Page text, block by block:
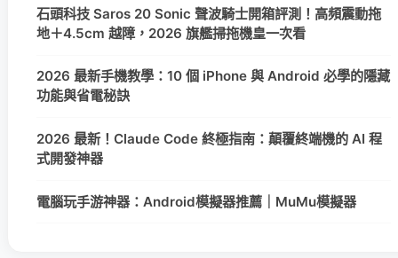
石頭科技 Saros 20 Sonic 聲波騎士開箱評測！高頻震動拖
地＋4.5cm 越障，2026 旗艦掃拖機皇一次看
2026 最新手機教學：10 個 iPhone 與 Android 必學的隱藏
功能與省電秘訣
2026 最新！Claude Code 終極指南：顛覆終端機的 AI 程
式開發神器
電腦玩手游神器：Android模擬器推薦｜MuMu模擬器